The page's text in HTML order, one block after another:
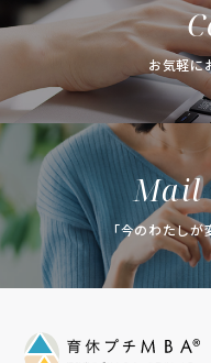
お気軽に
Mail
「今のわたし